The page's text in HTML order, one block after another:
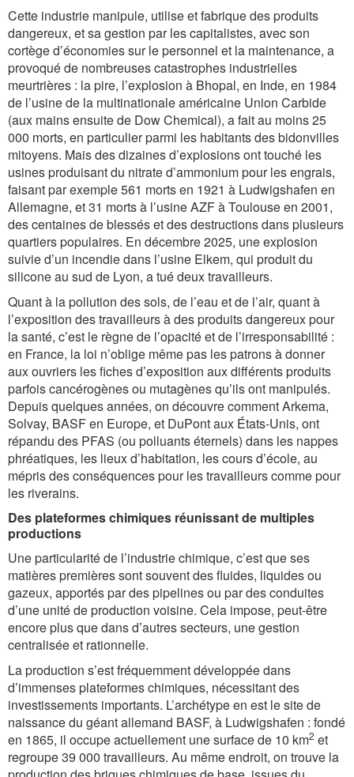
Cette industrie manipule, utilise et fabrique des produits
dangereux, et sa gestion par les capitalistes, avec son
cortège d’économies sur le personnel et la maintenance, a
provoqué de nombreuses catastrophes industrielles
meurtrières : la pire, l’explosion à Bhopal, en Inde, en 1984
de l’usine de la multinationale américaine Union Carbide
(aux mains ensuite de Dow Chemical), a fait au moins 25
000 morts, en particulier parmi les habitants des bidonvilles
mitoyens. Mais des dizaines d’explosions ont touché les
usines produisant du nitrate d’ammonium pour les engrais,
faisant par exemple 561 morts en 1921 à Ludwigshafen en
Allemagne, et 31 morts à l’usine AZF à Toulouse en 2001,
des centaines de blessés et des destructions dans plusieurs
quartiers populaires. En décembre 2025, une explosion
suivie d’un incendie dans l’usine­ El­kem, qui produit du
silicone au sud de Lyon, a tué deux travailleurs.
Quant à la pollution des sols, de l’eau et de l’air, quant à
l’exposition des travailleurs à des produits dangereux pour
la santé, c’est le règne de l’opacité et de l’irresponsabilité :
en France, la loi n’oblige même pas les patrons à donner
aux ouvriers les fiches d’exposition aux différents produits
parfois cancérogènes ou mutagènes qu’ils ont manipulés.
Depuis quelques années, on découvre comment Arkema,
Solvay, BASF en Europe, et DuPont aux États-Unis, ont
répandu des PFAS (ou polluants éternels) dans les nappes
phréatiques, les lieux d’habitation, les cours d’école, au
mépris des conséquences pour les travailleurs comme pour
les riverains.
Des plateformes chimiques réunissant de multiples
productions
Une particularité de l’industrie chimique, c’est que ses
matières premières sont souvent des fluides, liquides ou
gazeux, apportés par des pipelines ou par des conduites
d’une unité de production voisine. Cela impose, peut-être
encore plus que dans d’autres secteurs, une gestion
centralisée et rationnelle.
La production s’est fréquemment développée dans
d’immenses plateformes chimiques, nécessitant des
investissements importants. L’archétype en est le site de
naissance du géant allemand BASF, à Ludwigshafen : fondé
en 1865, il occupe actuellement une surface de 10 km2 et
regroupe 39 000 travailleurs. Au même endroit, on trouve la